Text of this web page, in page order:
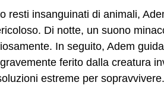
resti insanguinati di animali,
Di notte, un suono
In seguito, Adem
ferito dalla creatura
estreme per sopravvivere.